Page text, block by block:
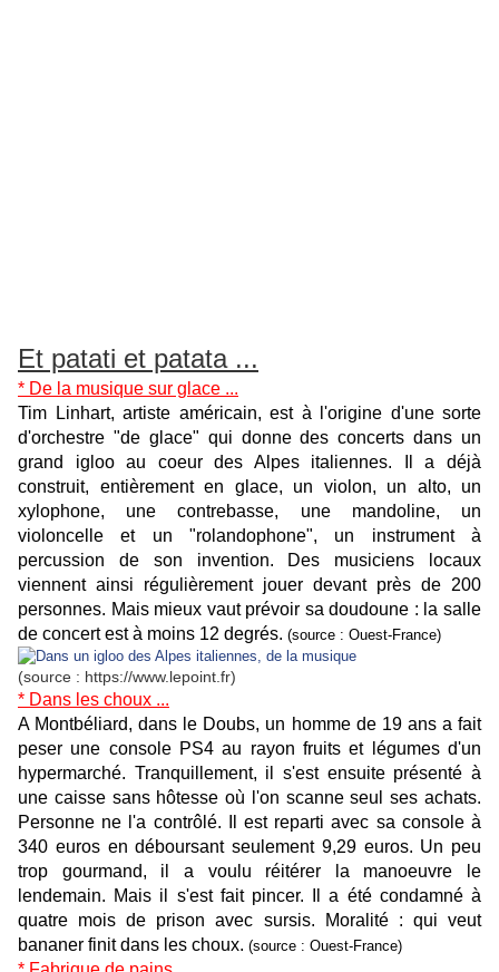
Et patati et patata ...
* De la musique sur glace ...
Tim Linhart, artiste américain, est à l'origine d'une sorte
d'orchestre "de glace" qui donne des concerts dans un
grand igloo au coeur des Alpes italiennes. Il a déjà
construit, entièrement en glace, un violon, un alto, un
xylophone, une contrebasse, une mandoline, un
violoncelle et un "rolandophone", un instrument à
percussion de son invention. Des musiciens locaux
viennent ainsi régulièrement jouer devant près de 200
personnes. Mais mieux vaut prévoir sa doudoune : la salle
de concert est à moins 12 degrés. (source : Ouest-France)
(source : https://www.lepoint.fr)
* Dans les choux ...
A Montbéliard, dans le Doubs, un homme de 19 ans a fait
peser une console PS4 au rayon fruits et légumes d'un
hypermarché. Tranquillement, il s'est ensuite présenté à
une caisse sans hôtesse où l'on scanne seul ses achats.
Personne ne l'a contrôlé. Il est reparti avec sa console à
340 euros en déboursant seulement 9,29 euros. Un peu
trop gourmand, il a voulu réitérer la manoeuvre le
lendemain. Mais il s'est fait pincer. Il a été condamné à
quatre mois de prison avec sursis. Moralité : qui veut
bananer finit dans les choux. (source : Ouest-France)